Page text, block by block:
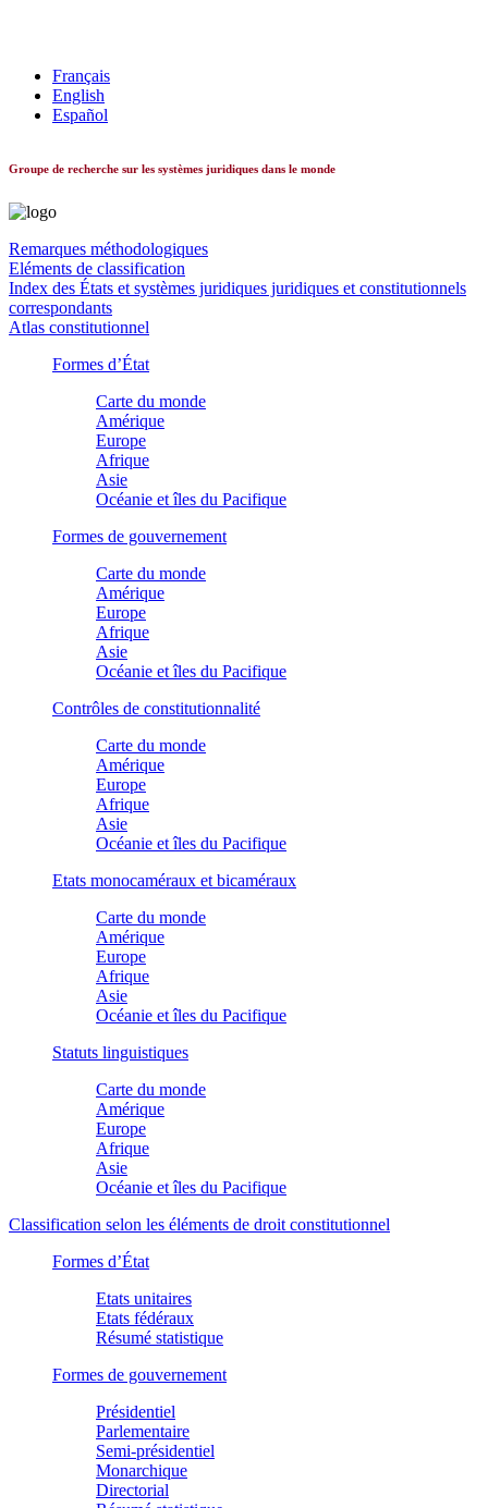
Français
English
Español
Groupe de recherche sur les systèmes juridiques dans le monde
Remarques méthodologiques
Eléments de classification
Index des États et systèmes juridiques juridiques et constitutionnels
correspondants
Atlas constitutionnel
Formes d’État
Carte du monde
Amérique
Europe
Afrique
Asie
Océanie et îles du Pacifique
Formes de gouvernement
Carte du monde
Amérique
Europe
Afrique
Asie
Océanie et îles du Pacifique
Contrôles de constitutionnalité
Carte du monde
Amérique
Europe
Afrique
Asie
Océanie et îles du Pacifique
Etats monocaméraux et bicaméraux
Carte du monde
Amérique
Europe
Afrique
Asie
Océanie et îles du Pacifique
Statuts linguistiques
Carte du monde
Amérique
Europe
Afrique
Asie
Océanie et îles du Pacifique
Classification selon les éléments de droit constitutionnel
Formes d’État
Etats unitaires
Etats fédéraux
Résumé statistique
Formes de gouvernement
Présidentiel
Parlementaire
Semi-présidentiel
Monarchique
Directorial